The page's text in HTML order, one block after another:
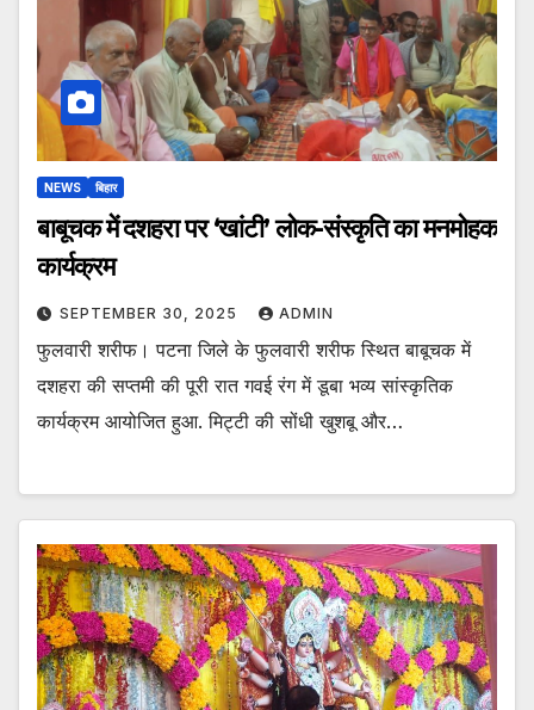
NEWS बिहार
बाबूचक में दशहरा पर ‘खांटी’ लोक-संस्कृति का मनमोहक
कार्यक्रम
SEPTEMBER 30, 2025 ADMIN
फुलवारी शरीफ। पटना जिले के फुलवारी शरीफ स्थित बाबूचक में
दशहरा की सप्तमी की पूरी रात गवई रंग में डूबा भव्य सांस्कृतिक
कार्यक्रम आयोजित हुआ. मिट्टी की सोंधी खुशबू और…